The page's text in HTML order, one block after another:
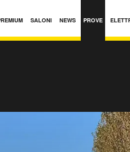
SALONI NEWS PROVE